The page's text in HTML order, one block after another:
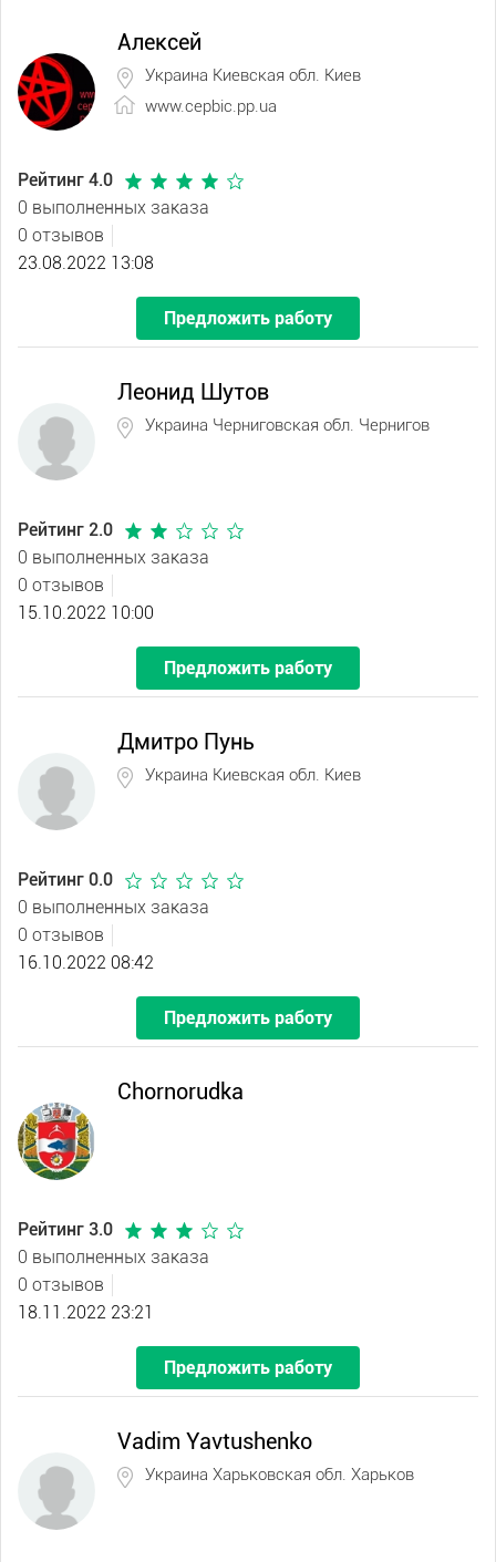
Алексей
Украина Киевская обл. Киев
www.cepbic.pp.ua
Рейтинг 4.0
0 выполненных заказа
0 отзывов
23.08.2022 13:08
Предложить работу
Леонид Шутов
Украина Черниговская обл. Чернигов
Рейтинг 2.0
0 выполненных заказа
0 отзывов
15.10.2022 10:00
Предложить работу
Дмитро Пунь
Украина Киевская обл. Киев
Рейтинг 0.0
0 выполненных заказа
0 отзывов
16.10.2022 08:42
Предложить работу
Chornorudka
Рейтинг 3.0
0 выполненных заказа
0 отзывов
18.11.2022 23:21
Предложить работу
Vadim Yavtushenko
Украина Харьковская обл. Харьков